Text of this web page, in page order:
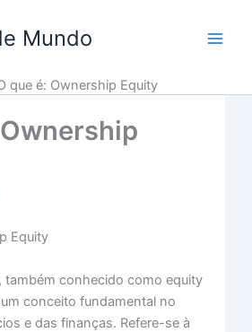
Mundo
que é: Ownership Equity
Equity
também conhecido como equity
conceito fundamental no
e das finanças. Refere-se à